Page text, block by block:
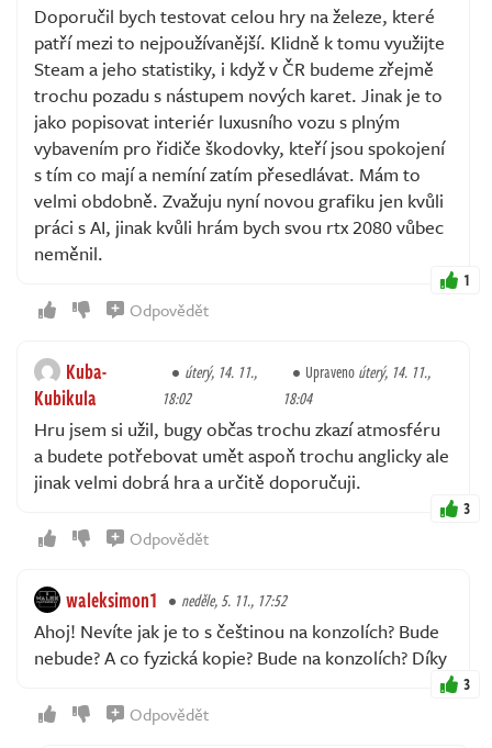
Doporučil bych testovat celou hry na železe, které
patří mezi to nejpoužívanější. Klidně k tomu využijte
Steam a jeho statistiky, i když v ČR budeme zřejmě
trochu pozadu s nástupem nových karet. Jinak je to
jako popisovat interiér luxusního vozu s plným
vybavením pro řidiče škodovky, kteří jsou spokojení
s tím co mají a nemíní zatím přesedlávat. Mám to
velmi obdobně. Zvažuju nyní novou grafiku jen kvůli
práci s AI, jinak kvůli hrám bych svou rtx 2080 vůbec
neměnil.
1
Odpovědět
Kuba-
Kubikula
úterý, 14. 11.,
18:02
Upravenoúterý, 14. 11.,
18:04
Hru jsem si užil, bugy občas trochu zkazí atmosféru
a budete potřebovat umět aspoň trochu anglicky ale
jinak velmi dobrá hra a určitě doporučuji.
3
Odpovědět
waleksimon1 neděle, 5. 11., 17:52
Ahoj! Nevíte jak je to s češtinou na konzolích? Bude
nebude? A co fyzická kopie? Bude na konzolích? Díky
3
Odpovědět